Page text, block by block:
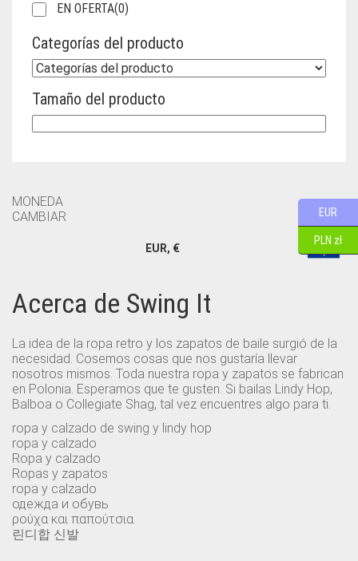
EN OFERTA(0)
Categorías del producto
Tamaño del producto
MONEDA
CAMBIAR
EUR, €
Acerca de Swing It
La idea de la ropa retro y los zapatos de baile surgió de la
necesidad. Cosemos cosas que nos gustaría llevar
nosotros mismos. Toda nuestra ropa y zapatos se fabrican
en Polonia. Esperamos que te gusten. Si bailas Lindy Hop,
Balboa o Collegiate Shag, tal vez encuentres algo para ti.
ropa y calzado de swing y lindy hop
ropa y calzado
Ropa y calzado
Ropas y zapatos
ropa y calzado
одежда и обувь
ρούχα και παπούτσια
린디합 신발
EUR
PLN zł